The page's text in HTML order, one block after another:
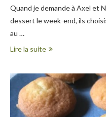
Quand je demande à Axel et
dessert le week-end, ils
au …
Lire la suite